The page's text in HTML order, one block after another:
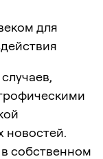
для
новостей.
собственном